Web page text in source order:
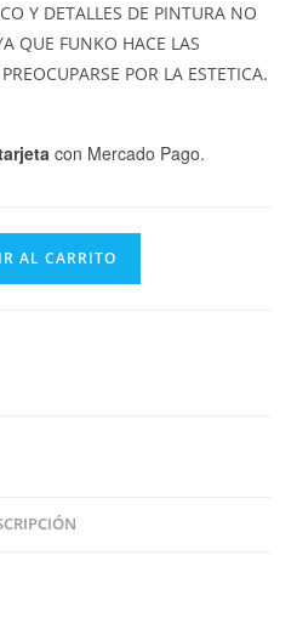
Y DETALLES DE PINTURA NO
QUE FUNKO HACE LAS
POR LA ESTETICA.
con Mercado Pago.
AL CARRITO